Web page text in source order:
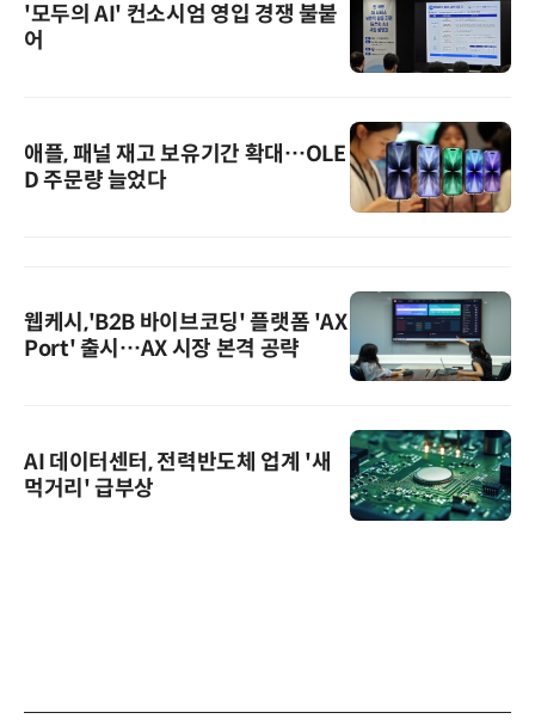
'모두의 AI' 컨소시엄 영입 경쟁 불붙
어
애플, 패널 재고 보유기간 확대…OLE
D 주문량 늘었다
웹케시,'B2B 바이브코딩' 플랫폼 'AX
Port' 출시…AX 시장 본격 공략
AI 데이터센터, 전력반도체 업계 '새
먹거리' 급부상